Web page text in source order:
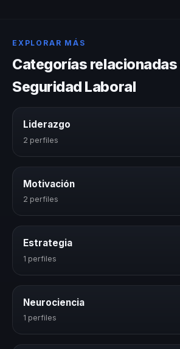
EXPLORAR MÁS
Categorías relacionadas
Seguridad Laboral
Liderazgo
2 perfiles
Motivación
2 perfiles
Estrategia
1 perfiles
Neurociencia
1 perfiles